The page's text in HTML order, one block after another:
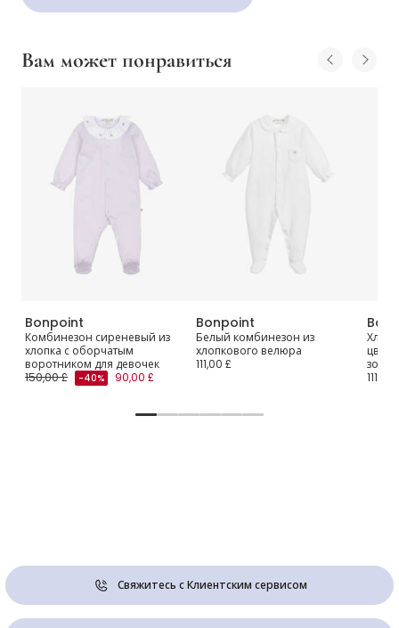
Вам может понравиться
Bonpoint
Комбинезон сиреневый из
хлопка с оборчатым
воротником для девочек
150,00 £
-40% 90,00 £
Bonpoint
Белый комбинезон из
хлопкового велюра
111,00 £
111,00
Свяжитесь с Клиентским сервисом